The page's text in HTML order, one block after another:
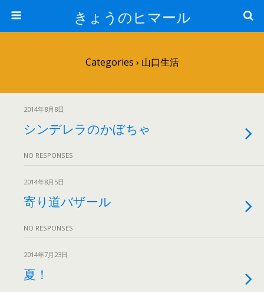
きょうのヒマール
Categories › 山口生活
2014年8月8日
シンデレラのかぼちゃ
NO RESPONSES
2014年8月5日
寄り道バザール
NO RESPONSES
2014年7月23日
夏！